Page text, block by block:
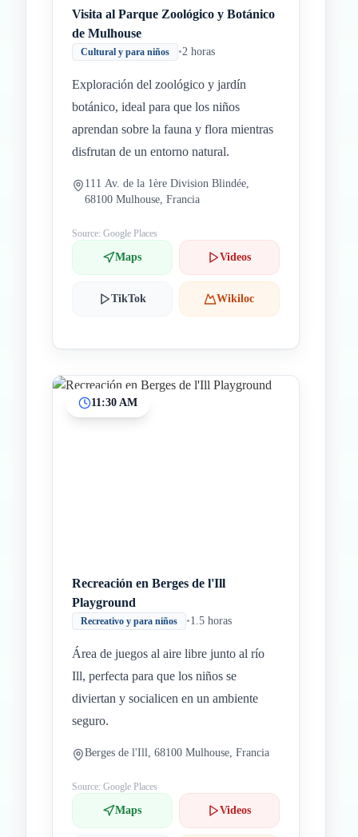
Visita al Parque Zoológico y Botánico
de Mulhouse
Cultural y para niños •2 horas
Exploración del zoológico y jardín
botánico, ideal para que los niños
aprendan sobre la fauna y flora mientras
disfrutan de un entorno natural.
111 Av. de la 1ère Division Blindée,
68100 Mulhouse, Francia
Source: Google Places
Maps Videos
TikTok Wikiloc
11:30 AM
Recreación en Berges de l'Ill
Playground
Recreativo y para niños •1.5 horas
Área de juegos al aire libre junto al río
Ill, perfecta para que los niños se
diviertan y socialicen en un ambiente
seguro.
Berges de l'Ill, 68100 Mulhouse, Francia
Source: Google Places
Maps Videos